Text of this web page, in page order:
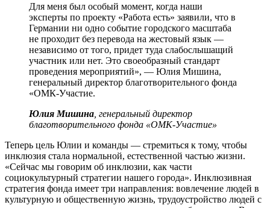
Для меня был особый момент, когда наши
эксперты по проекту «Работа есть» заявили, что в
Германии ни одно событие городского масштаба
не проходит без перевода на жестовый язык —
независимо от того, придет туда слабослышащий
участник или нет. Это своеобразный стандарт
проведения мероприятий», — Юлия Мишина,
генеральный директор благотворительного фонда
«ОМК-Участие.
Юлия Мишина , генеральный директор
благотворительного фонда «ОМК-Участие»
Теперь цель Юлии и команды — стремиться к тому, чтобы
инклюзия стала нормальной, естественной частью жизни.
«Сейчас мы говорим об инклюзии, как части
социокультурный стратегии нашего города». Инклюзивная
стратегия фонда имеет три направления: вовлечение людей в
культурную и общественную жизнь, трудоустройство людей с